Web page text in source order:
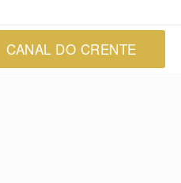
CANAL DO CRENTE